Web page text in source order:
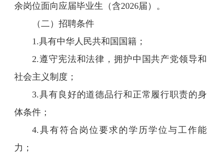
余岗位面向应届毕业生（含2026届）。
（二）招聘条件
1.具有中华人民共和国国籍；
2.遵守宪法和法律，拥护中国共产党领导和
社会主义制度；
3.具有良好的道德品行和正常履行职责的身
体条件；
4.具有符合岗位要求的学历学位与工作能
力；